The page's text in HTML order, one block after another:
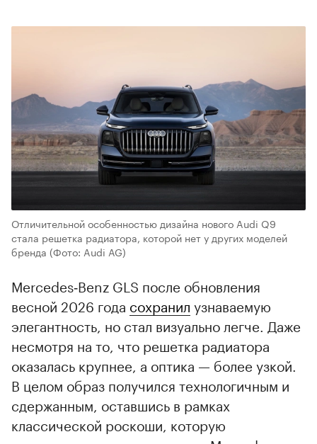
Отличительной особенностью дизайна нового Audi Q9
стала решетка радиатора, которой нет у других моделей
бренда (Фото: Audi AG)
Mercedes‑Benz GLS после обновления
весной 2026 года сохранил узнаваемую
элегантность, но стал визуально легче. Даже
несмотря на то, что решетка радиатора
оказалась крупнее, а оптика — более узкой.
В целом образ получился технологичным и
сдержанным, оставшись в рамках
классической роскоши, которую